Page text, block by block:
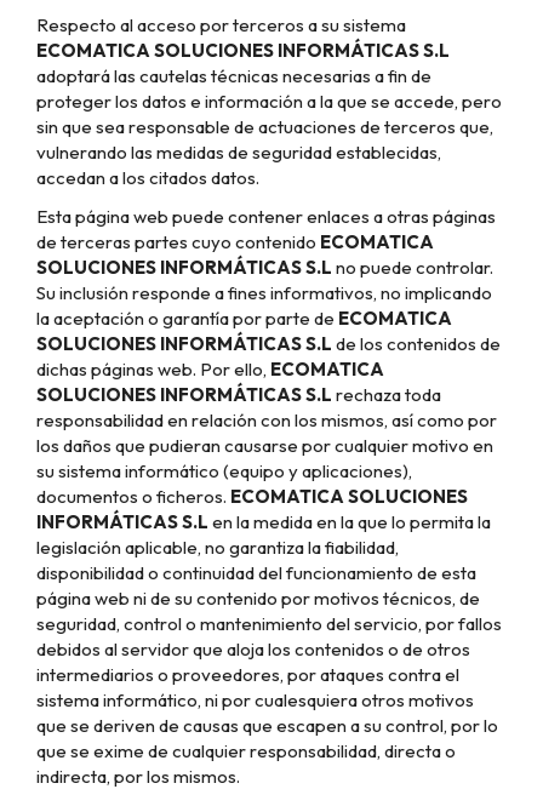
Respecto al acceso por terceros a su sistema
ECOMATICA SOLUCIONES INFORMÁTICAS S.L
adoptará las cautelas técnicas necesarias a fin de
proteger los datos e información a la que se accede, pero
sin que sea responsable de actuaciones de terceros que,
vulnerando las medidas de seguridad establecidas,
accedan a los citados datos.
Esta página web puede contener enlaces a otras páginas
de terceras partes cuyo contenido ECOMATICA
SOLUCIONES INFORMÁTICAS S.L no puede controlar.
Su inclusión responde a fines informativos, no implicando
la aceptación o garantía por parte de ECOMATICA
SOLUCIONES INFORMÁTICAS S.L de los contenidos de
dichas páginas web. Por ello, ECOMATICA
SOLUCIONES INFORMÁTICAS S.L rechaza toda
responsabilidad en relación con los mismos, así como por
los daños que pudieran causarse por cualquier motivo en
su sistema informático (equipo y aplicaciones),
documentos o ficheros. ECOMATICA SOLUCIONES
INFORMÁTICAS S.L en la medida en la que lo permita la
legislación aplicable, no garantiza la fiabilidad,
disponibilidad o continuidad del funcionamiento de esta
página web ni de su contenido por motivos técnicos, de
seguridad, control o mantenimiento del servicio, por fallos
debidos al servidor que aloja los contenidos o de otros
intermediarios o proveedores, por ataques contra el
sistema informático, ni por cualesquiera otros motivos
que se deriven de causas que escapen a su control, por lo
que se exime de cualquier responsabilidad, directa o
indirecta, por los mismos.